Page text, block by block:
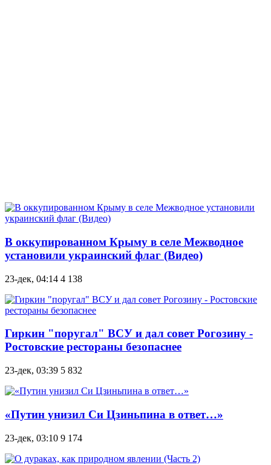
В оккупированном Крыму в селе Межводное
установили украинский флаг (Видео)
23-дек, 04:14 4 138
Гиркин "поругал" ВСУ и дал совет Рогозину -
Ростовские рестораны безопаснее
23-дек, 03:39 5 832
«Путин унизил Си Цзиньпина в ответ…»
23-дек, 03:10 9 174